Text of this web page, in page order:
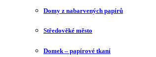
Domy z nabarvených papírů
Středověké město
Domek – papírové tkaní